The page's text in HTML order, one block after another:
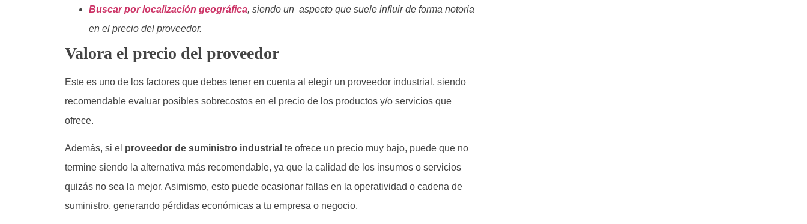
Buscar por localización geográfica, siendo un aspecto que suele influir de forma notoria
en el precio del proveedor.
Valora el precio del proveedor
Este es uno de los factores que debes tener en cuenta al elegir un proveedor industrial, siendo
recomendable evaluar posibles sobrecostos en el precio de los productos y/o servicios que
ofrece.
Además, si el proveedor de suministro industrial te ofrece un precio muy bajo, puede que no
termine siendo la alternativa más recomendable, ya que la calidad de los insumos o servicios
quizás no sea la mejor. Asimismo, esto puede ocasionar fallas en la operatividad o cadena de
suministro, generando pérdidas económicas a tu empresa o negocio.